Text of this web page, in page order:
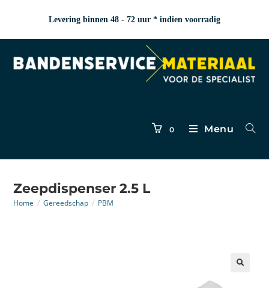
Levering binnen 48 - 72 uur * indien voorradig
0 Menu
Zeepdispenser 2.5 L
Home / Gereedschap / PBM